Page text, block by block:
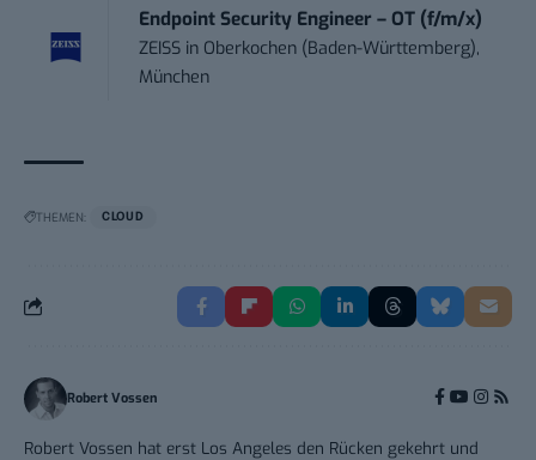
Endpoint Security Engineer – OT (f/m/x)
ZEISS in Oberkochen (Baden-Württemberg),
München
THEMEN: CLOUD
Robert Vossen
Robert Vossen hat erst Los Angeles den Rücken gekehrt und